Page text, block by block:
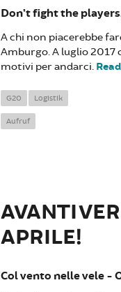
Don’t fight the
A chi non piacerebbe
Amburgo. A luglio 2017
motivi per andarci.
G20 Logistik
Aufruf
AVANTI
APRILE!
Col vento nelle vele -